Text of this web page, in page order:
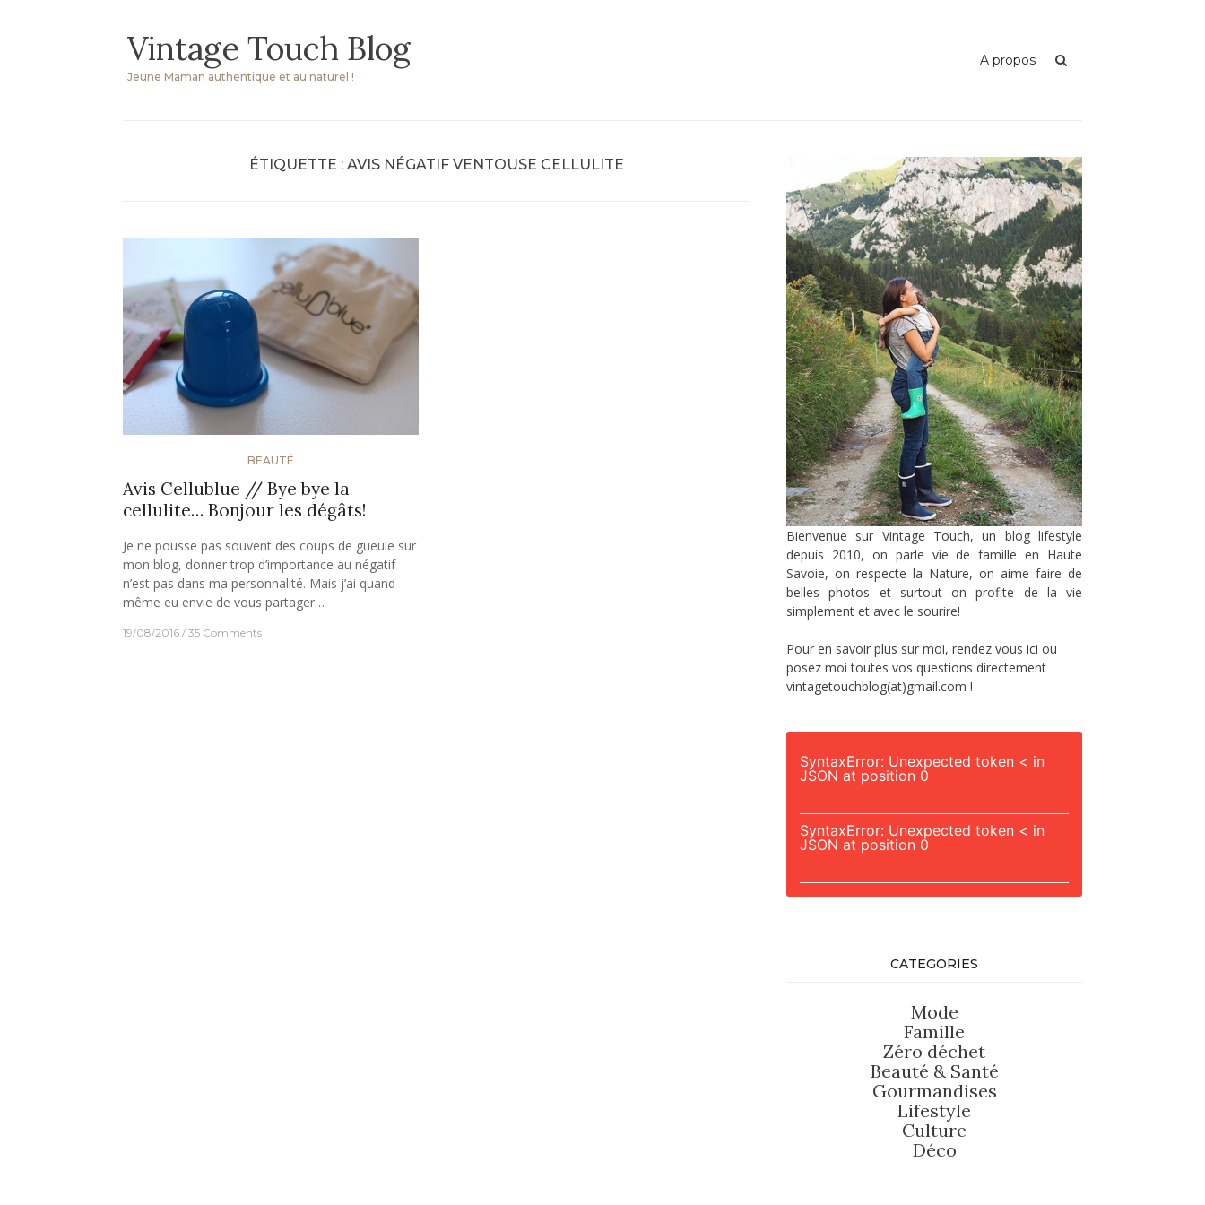
contentVintage Touch Blog
Jeune Maman authentique et au naturel !
A propos
ÉTIQUETTE : AVIS NÉGATIF VENTOUSE CELLULITE
BEAUTÉ
Avis Cellublue // Bye bye la
cellulite… Bonjour les dégâts!
Je ne pousse pas souvent des coups de gueule sur
mon blog, donner trop d’importance au négatif
n’est pas dans ma personnalité. Mais j’ai quand
même eu envie de vous partager…
19/08/2016 35 Comments
Bienvenue sur Vintage Touch, un blog lifestyle
depuis 2010, on parle vie de famille en Haute
Savoie, on respecte la Nature, on aime faire de
belles photos et surtout on profite de la vie
simplement et avec le sourire!
Pour en savoir plus sur moi, rendez vous ici ou
posez moi toutes vos questions directement
vintagetouchblog(at)gmail.com !
SyntaxError: Unexpected token < in
JSON at position 0
SyntaxError: Unexpected token < in
JSON at position 0
CATEGORIES
Mode
Famille
Zéro déchet
Beauté & Santé
Gourmandises
Lifestyle
Culture
Déco